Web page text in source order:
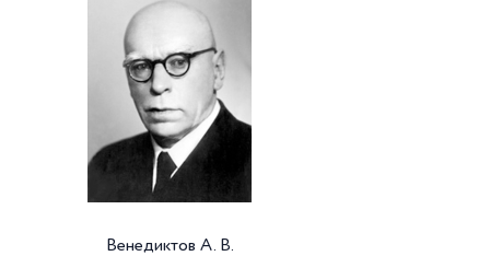
Венедиктов А. В.